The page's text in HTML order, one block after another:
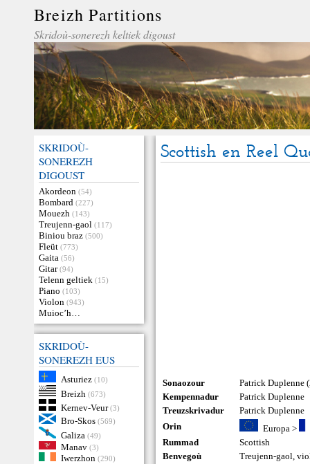
Breizh Partitions
Skridoù-sonerezh keltiek digoust
SKRIDOÙ-
SONEREZH
DIGOUST
Akordeon (54)
Bombard (227)
Mouezh (143)
Treujenn-gaol (117)
Biniou braz (500)
Fleüt (773)
Gaita (56)
Gitar (94)
Telenn geltiek (15)
Piano (103)
Violon (943)
Muioc’h…
SKRIDOÙ-
SONEREZH EUS
Asturiez (10)
Breizh (673)
Kernev-Veur (3)
Bro-Skos (569)
Galiza (49)
Manav (3)
Iwerzhon (290)
Scottish en Reel
Sonaozour
Patrick Duplenne
Kempennadur
Patrick Duplenne
Treuzskrivadur
Patrick Duplenne
Orin
Europa>
Rummad
Scottish
Benvegoù
Treujenn-gaol,